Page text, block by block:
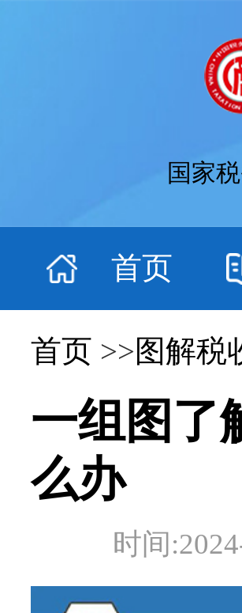
国家
首页
首页 >>图解税
一组图了
么办
时间